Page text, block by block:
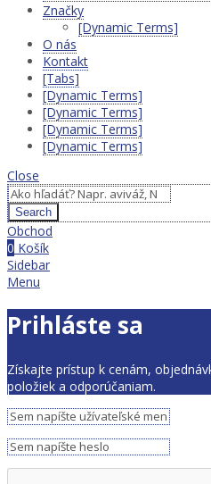
Značky
[Dynamic Terms]
O nás
Kontakt
[Tabs]
[Dynamic Terms]
[Dynamic Terms]
[Dynamic Terms]
[Dynamic Terms]
Close
Search
Obchod
0 Košík
Sidebar
Menu
Prihláste sa
Získajte prístup k cenám,
položiek a odporúčaniam.